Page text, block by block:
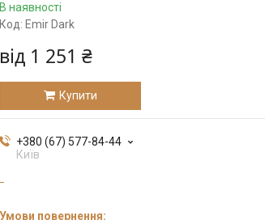
В наявності
Код: Emir Dark
від 1 251 ₴
Купити
+380 (67) 577-84-44
Київ